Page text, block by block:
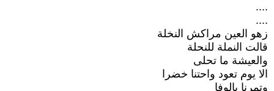
....
....
زهو العين مراكش النخلة
قالت النملة للنحلة
والعيشة ما تحلى
الا يوم تعود واحتنا خضرا
وتمرنا بالوفا